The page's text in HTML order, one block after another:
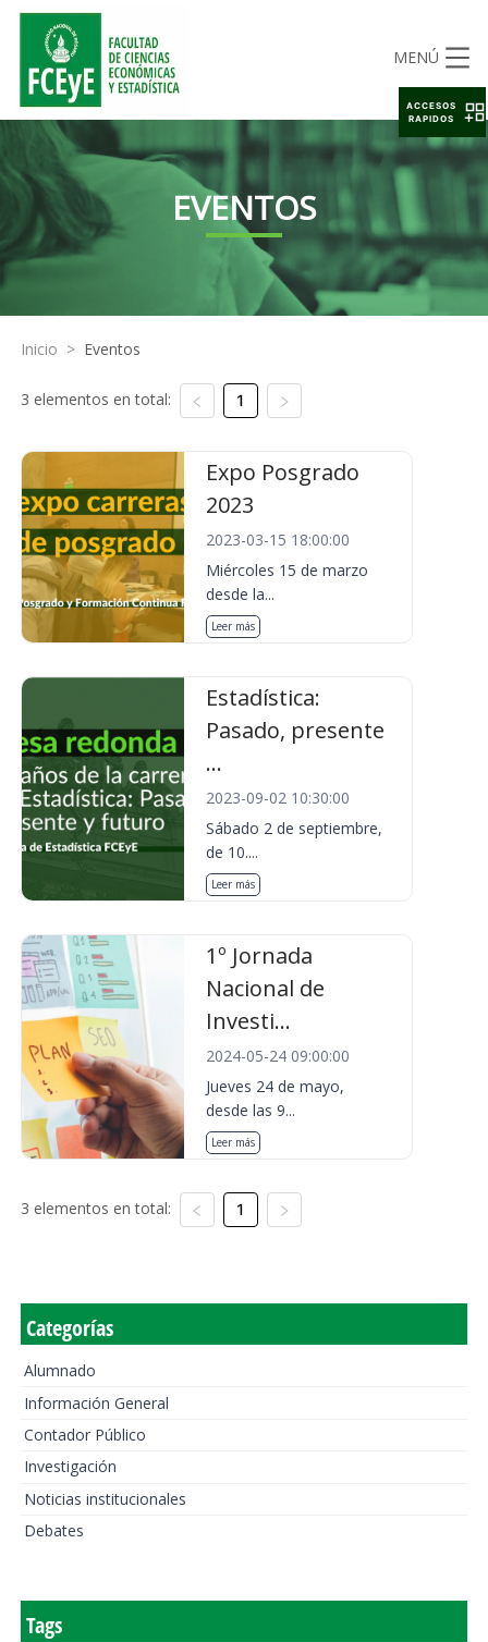
MENÚ
EVENTOS
Inicio > Eventos
3 elementos en total: 1
Expo Posgrado
2023
2023-03-15 18:00:00
Miércoles 15 de marzo
desde la...
Leer más
Estadística:
Pasado, presente
...
2023-09-02 10:30:00
Sábado 2 de septiembre,
de 10....
Leer más
1º Jornada
Nacional de
Investi...
2024-05-24 09:00:00
Jueves 24 de mayo,
desde las 9...
Leer más
3 elementos en total: 1
Categorías
Alumnado
Información General
Contador Público
Investigación
Noticias institucionales
Debates
Tags
ACCESOS
RAPIDOS